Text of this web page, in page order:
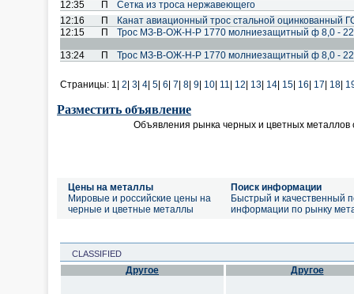
12:35 П
Сетка из троса нержавеющего
12:16
П
Канат авиационный трос стальной оцинкованный
12:15
П Трос МЗ-В-ОЖ-Н-Р 1770 молниезащитный ф 8,0 -
13:24 П Трос МЗ-В-ОЖ-Н-Р 1770 молниезащитный ф 8,0 -
Страницы: 1| 2 3 4 5 6 7 8 9 10 11 12 13 14 15 16 17 18
Разместить объявление
Объявления рынка черных и цветных металлов
Цены на металлы
Мировые и российские цены на
черные и цветные металлы
Поиск информации
Быстрый и качественный
информации по рынку
CLASSIFIED
Другое Другое